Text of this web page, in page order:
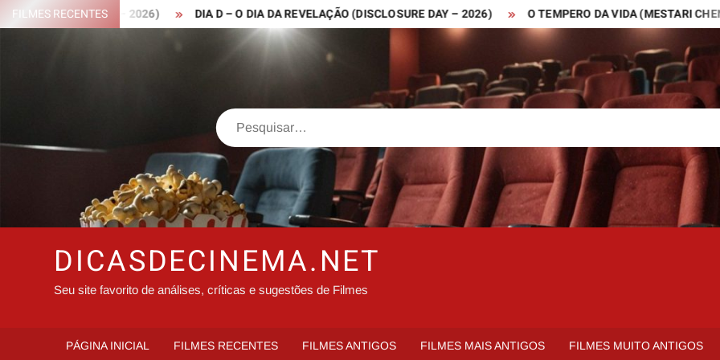
Skip
to
FILMES RECENTES
HOOD – 2026) DIA D – O DIA DA REVELAÇÃO (DISCLOSURE DAY – 2026) O TEMPERO DA VIDA (MESTARI CHENG –
Search
DICASDECINEMA.NET
Seu site favorito de análises, críticas e sugestões de Filmes
PÁGINA INICIAL FILMES RECENTES FILMES ANTIGOS FILMES MAIS ANTIGOS FILMES MUITO ANTIGOS